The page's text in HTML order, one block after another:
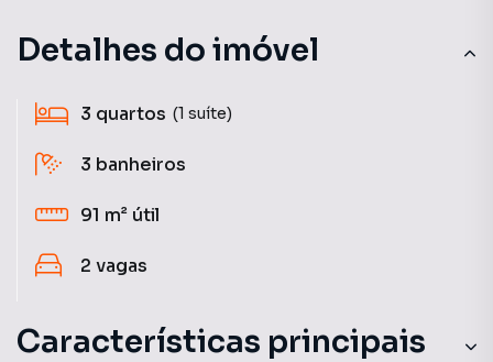
Detalhes do imóvel
3 quartos (1 suíte)
3 banheiros
91 m² útil
2 vagas
Características principais